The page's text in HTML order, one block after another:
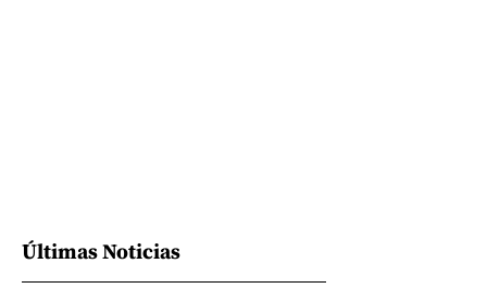
Últimas Noticias